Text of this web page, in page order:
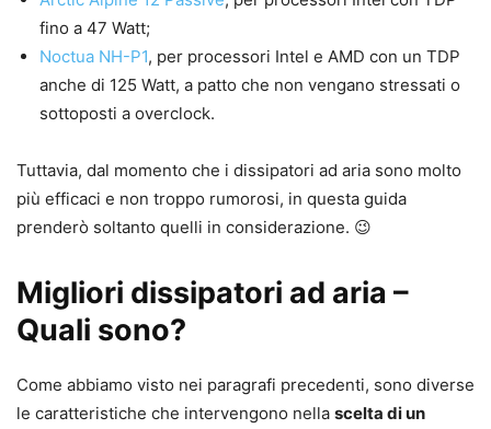
fino a 47 Watt;
Noctua NH-P1, per processori Intel e AMD con un TDP
anche di 125 Watt, a patto che non vengano stressati o
sottoposti a overclock.
Tuttavia, dal momento che i dissipatori ad aria sono molto
più efficaci e non troppo rumorosi, in questa guida
prenderò soltanto quelli in considerazione. 😉
Migliori dissipatori ad aria –
Quali sono?
Come abbiamo visto nei paragrafi precedenti, sono diverse
le caratteristiche che intervengono nella scelta di un